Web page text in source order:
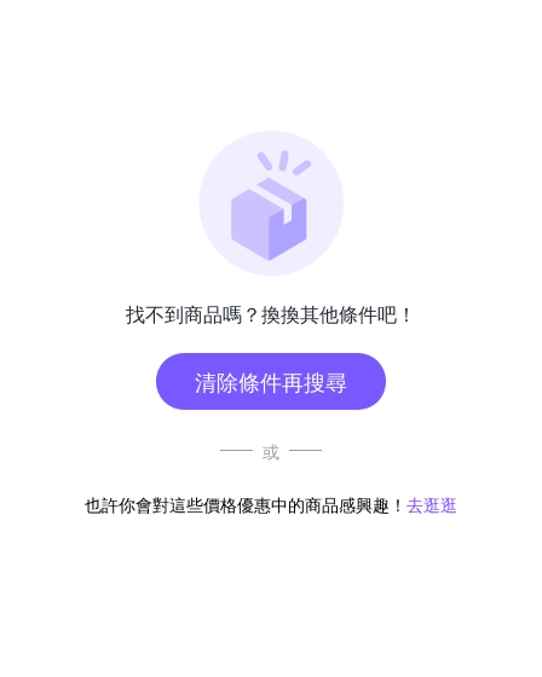
找不到商品嗎？換換其他條件吧！
清除條件再搜尋
或
也許你會對這些價格優惠中的商品感興趣！ 去逛逛